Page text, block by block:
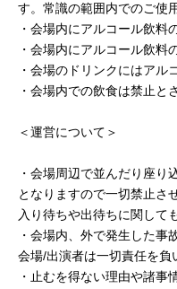
す。常識の範囲内でのご使
・会場内にアルコール飲料
・会場内にアルコール飲料
・会場のドリンクにはアル
・会場内での飲食は禁止と
＜運営について＞
・会場周辺で並んだり座り
となりますので一切禁止さ
入り待ちや出待ちに関して
・会場内、外で発生した事
会場/出演者は一切責任を負
・止むを得ない理由や諸事